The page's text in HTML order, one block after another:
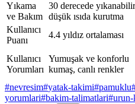
Yıkama
ve Bakım
30 derecede
düşük ısıda kurutma
Kullanıcı
Puanı
4.4 yıldız ortalaması
Kullanıcı
Yorumları
Yumuşak ve konforlu
kumaş, canlı renkler
#nevresim#yatak-takimi#pamuklu
yorumlari#bakim-talimatlari#urun-